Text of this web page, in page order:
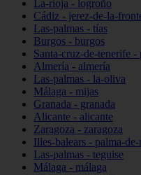
La-rioja - logroño
Cádiz - jerez-de-la-
Las-palmas - tías
Burgos - burgos
Santa-cruz-de-tenerife
Almería - almería
Las-palmas - la-oliva
Málaga - mijas
Granada - granada
Alicante - alicante
Zaragoza - zaragoza
Illes-balears - palma-
Las-palmas - teguise
Málaga - málaga